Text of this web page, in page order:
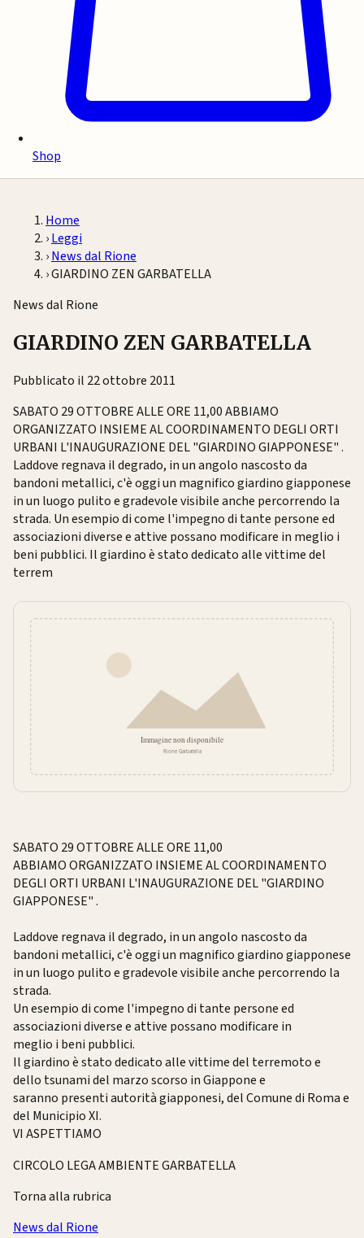
Shop
Home
›Leggi
›News dal Rione
›GIARDINO ZEN GARBATELLA
News dal Rione
GIARDINO ZEN GARBATELLA
Pubblicato il 22 ottobre 2011
SABATO 29 OTTOBRE ALLE ORE 11,00 ABBIAMO
ORGANIZZATO INSIEME AL COORDINAMENTO DEGLI ORTI
URBANI L'INAUGURAZIONE DEL "GIARDINO GIAPPONESE" .
Laddove regnava il degrado, in un angolo nascosto da
bandoni metallici, c'è oggi un magnifico giardino giapponese
in un luogo pulito e gradevole visibile anche percorrendo la
strada. Un esempio di come l'impegno di tante persone ed
associazioni diverse e attive possano modificare in meglio i
beni pubblici. Il giardino è stato dedicato alle vittime del
terrem
SABATO 29 OTTOBRE ALLE ORE 11,00
ABBIAMO ORGANIZZATO INSIEME AL COORDINAMENTO
DEGLI ORTI URBANI L'INAUGURAZIONE DEL "GIARDINO
GIAPPONESE" .
Laddove regnava il degrado, in un angolo nascosto da
bandoni metallici, c'è oggi un magnifico giardino giapponese
in un luogo pulito e gradevole visibile anche percorrendo la
strada.
Un esempio di come l'impegno di tante persone ed
associazioni diverse e attive possano modificare in
meglio i beni pubblici.
Il giardino è stato dedicato alle vittime del terremoto e
dello tsunami del marzo scorso in Giappone e
saranno presenti autorità giapponesi, del Comune di Roma e
del Municipio XI.
VI ASPETTIAMO
CIRCOLO LEGA AMBIENTE GARBATELLA
Torna alla rubrica
News dal Rione